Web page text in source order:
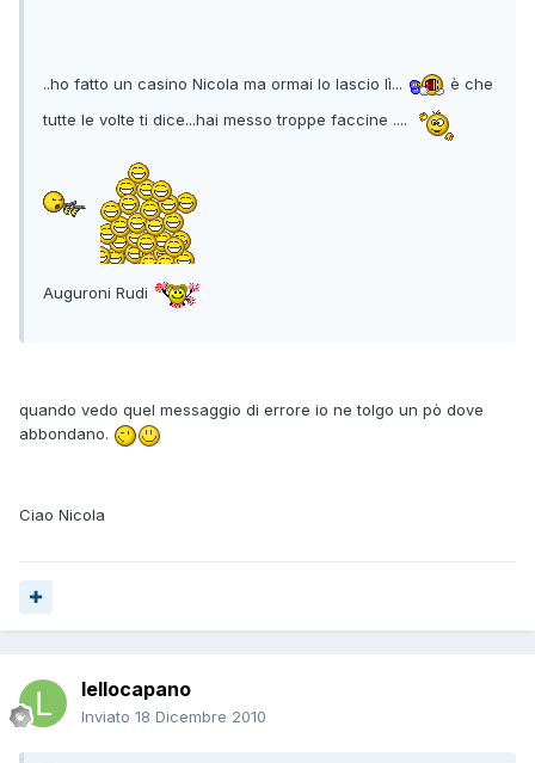
..ho fatto un casino Nicola ma ormai lo lascio lì...
è che
tutte le volte ti dice...hai messo troppe faccine ....
Auguroni Rudi
quando vedo quel messaggio di errore io ne tolgo un pò dove
abbondano.
Ciao Nicola
lellocapano
Inviato 18 Dicembre 2010